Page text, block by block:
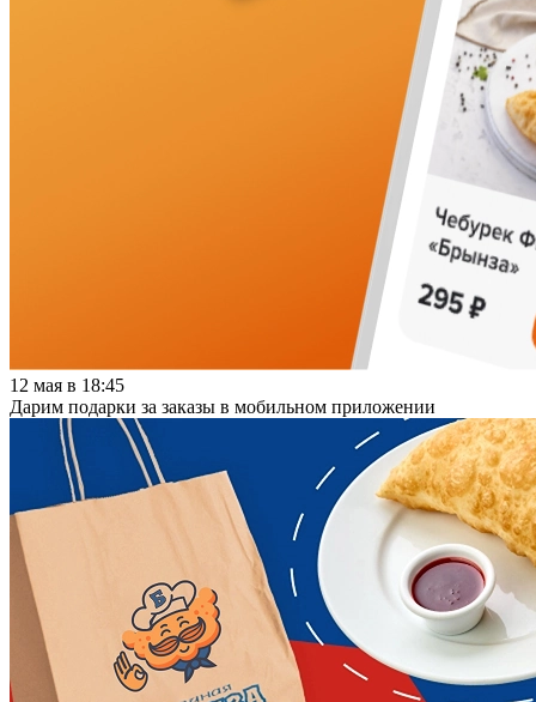
12 мая в 18:45
Дарим подарки за заказы в мобильном приложении